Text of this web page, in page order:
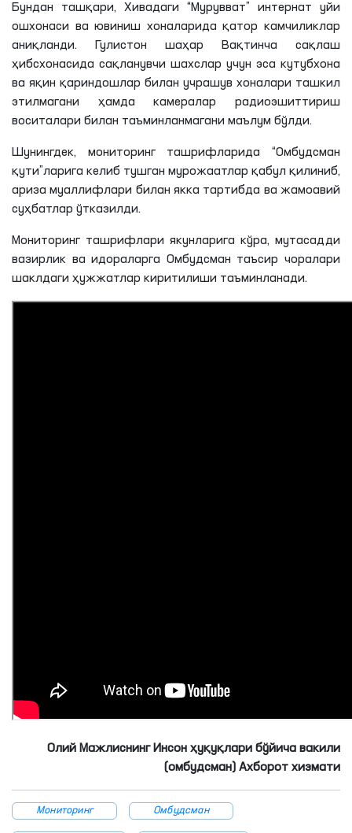
Бундан ташқари, Хивадаги “Мурувват” интернат уйи
ошхонаси ва ювиниш хоналарида қатор камчиликлар
аниқланди. Гулистон шаҳар Вақтинча сақлаш
ҳибсхонасида сақланувчи шахслар учун эса кутубхона
ва яқин қариндошлар билан учрашув хоналари ташкил
этилмагани ҳамда камералар радиоэшиттириш
воситалари билан таъминланмагани маълум бўлди.
Шунингдек, мониторинг ташрифларида “Омбудсман
қути”ларига келиб тушган мурожаатлар қабул қилиниб,
ариза муаллифлари билан якка тартибда ва жамоавий
суҳбатлар ўтказилди.
Мониторинг ташрифлари якунларига кўра, мутасадди
вазирлик ва идораларга Омбудсман таъсир чоралари
шаклдаги ҳужжатлар киритилиши таъминланади.
Олий Мажлиснинг Инсон ҳуқуқлари бўйича вакили
(омбудсман) Ахборот хизмати
Мониторинг Омбудсман